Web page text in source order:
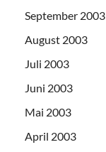
September 2003
August 2003
Juli 2003
Juni 2003
Mai 2003
April 2003